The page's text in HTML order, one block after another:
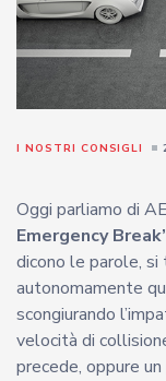
I NOSTRI CONSIGLI
Oggi parliamo di
Emergency
dicono le parole,
autonomamente
scongiurando
velocità di
precede, oppure